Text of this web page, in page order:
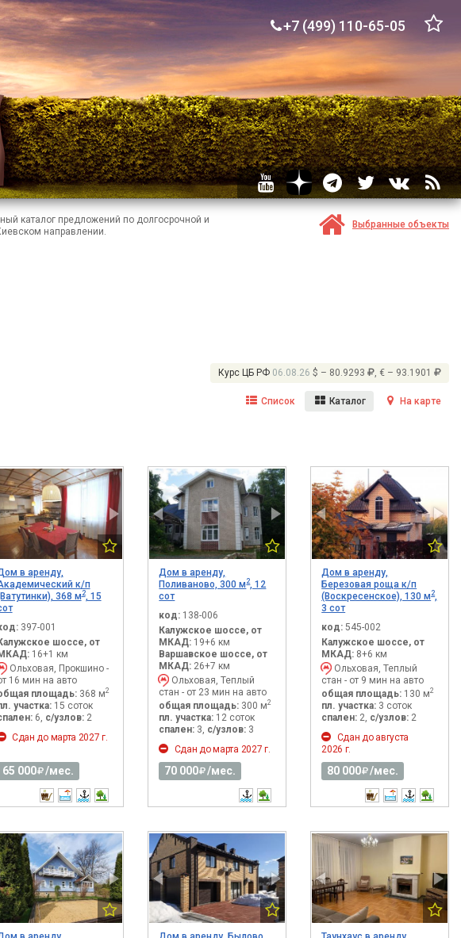
+7 (499) 110-65-05
каталог предложений по долгосрочной и
направлении.
Выбранные объекты
Курс ЦБ РФ 06.08.26 $ – 80.9293 , € – 93.1901
Список Каталог На карте
в аренду,
к/п
368 м2, 15
397-001
шоссе, от
16+1 км
Ольховая, Прокшино -
16 мин на авто
площадь:368 м2
участка:15 соток
6, с/узлов:2
Сдан до марта 2027 г.
65 000 /мес.
Дом в аренду,
Поливаново, 300 м2, 12
сот
код: 138-006
Калужское шоссе, от
МКАД: 19+6 км
Варшавское шоссе, от
МКАД: 26+7 км
Ольховая, Теплый
стан - от 23 мин на авто
общая площадь: 300 м2
пл. участка: 12 соток
спален: 3, с/узлов: 3
Сдан до марта 2027 г.
70 000 /мес.
Дом в аренду,
Березовая роща к/п
(Воскресенское), 130 м2,
3 сот
код: 545-002
Калужское шоссе, от
МКАД: 8+6 км
Ольховая, Теплый
стан - от 9 мин на авто
общая площадь: 130 м2
пл. участка: 3 соток
спален: 2, с/узлов: 2
Сдан до августа
2026 г.
80 000 /мес.